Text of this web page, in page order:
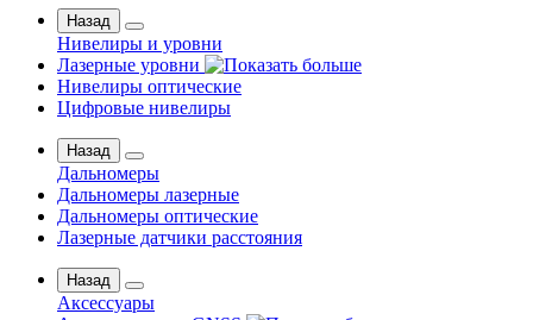
Назад
Нивелиры и уровни
Лазерные уровни
Нивелиры оптические
Цифровые нивелиры
Назад
Дальномеры
Дальномеры лазерные
Дальномеры оптические
Лазерные датчики расстояния
Назад
Аксессуары